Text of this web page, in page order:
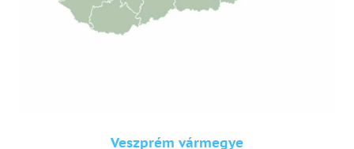
Veszprém vármegye